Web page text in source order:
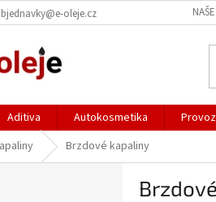
oleje.cz
Aditiva Autokosmetika
Brzdové kapaliny